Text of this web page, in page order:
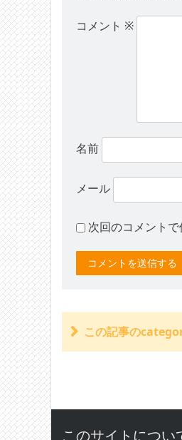
コメント ※
名前
メール
次回のコメント
この記事の
後遺障害裏戦略サ
このサイトについ